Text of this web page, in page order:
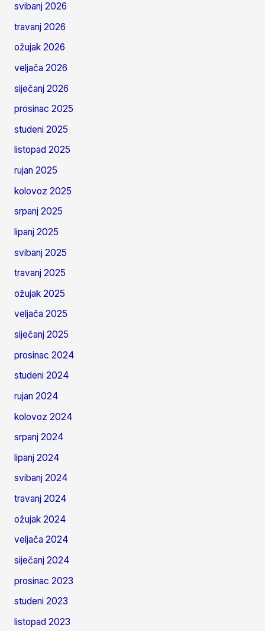
svibanj 2026
travanj 2026
ožujak 2026
veljača 2026
siječanj 2026
prosinac 2025
studeni 2025
listopad 2025
rujan 2025
kolovoz 2025
srpanj 2025
lipanj 2025
svibanj 2025
travanj 2025
ožujak 2025
veljača 2025
siječanj 2025
prosinac 2024
studeni 2024
rujan 2024
kolovoz 2024
srpanj 2024
lipanj 2024
svibanj 2024
travanj 2024
ožujak 2024
veljača 2024
siječanj 2024
prosinac 2023
studeni 2023
listopad 2023